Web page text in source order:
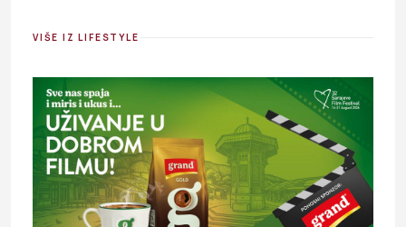
VIŠE IZ LIFESTYLE